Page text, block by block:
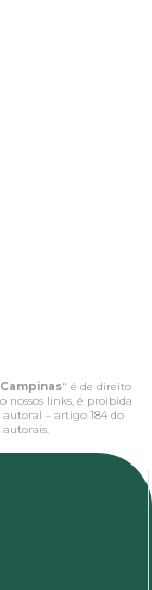
" é de direito
nossos links, é proibida
– artigo 184 do
autorais.